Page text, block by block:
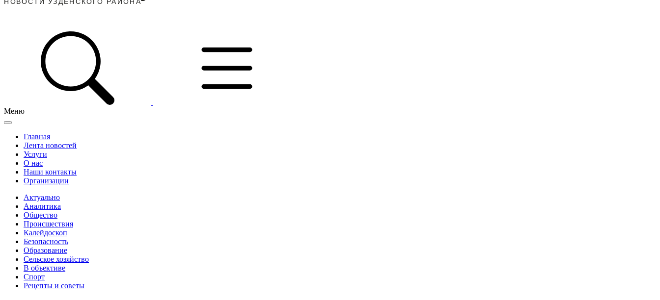
Меню
Главная
Лента новостей
Услуги
О нас
Наши контакты
Организации
Актуально
Аналитика
Общество
Происшествия
Калейдоскоп
Безопасность
Образование
Сельское хозяйство
В объективе
Спорт
Рецепты и советы